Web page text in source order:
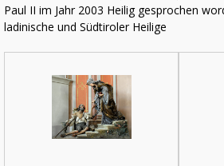
Paul II im Jahr 2003 Heilig gesprochen
ladinische und Südtiroler Heilige